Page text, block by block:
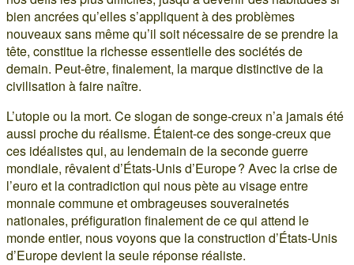
bien ancrées qu’elles s’appliquent à des problèmes
nouveaux sans même qu’il soit nécessaire de se prendre la
tête, constitue la richesse essentielle des sociétés de
demain. Peut-être, finalement, la marque distinctive de la
civilisation à faire naître.
L’utopie ou la mort. Ce slogan de songe-creux n’a jamais été
aussi proche du réalisme. Étaient-ce des songe-creux que
ces idéalistes qui, au lendemain de la seconde guerre
mondiale, rêvaient d’États-Unis d’Europe ? Avec la crise de
l’euro et la contradiction qui nous pète au visage entre
monnaie commune et ombrageuses souverainetés
nationales, préfiguration finalement de ce qui attend le
monde entier, nous voyons que la construction d’États-Unis
d’Europe devient la seule réponse réaliste.